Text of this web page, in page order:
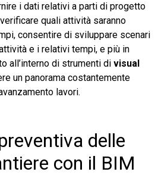
i dati relativi a parti di progetto
quali attività saranno
consentire di sviluppare scenari
e i relativi tempi, e più in
all’interno di strumenti di visual
un panorama costantemente
lavori.
delle
con il BIM